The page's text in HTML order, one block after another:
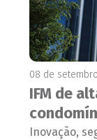
08 de
IFM de
Inovação,